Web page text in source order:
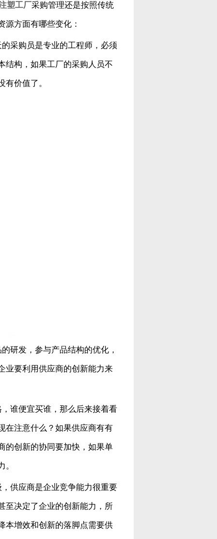
塑工厂采购管理还是按照传统
源方面有哪些变化：
采购员是专业的工程师，必须
结构，如果工厂的采购人员不
价值了。
研发，参与产品结构的优化，
业要利用供应商的创新能力来
谁便宜买谁，那么后来接着看
在注意什么？如果供应商有有
的创新的协同要加快，如果单
。
供应商是企业竞争能力很重要
至决定了企业的创新能力，所
本增效和创新的落脚点需要供